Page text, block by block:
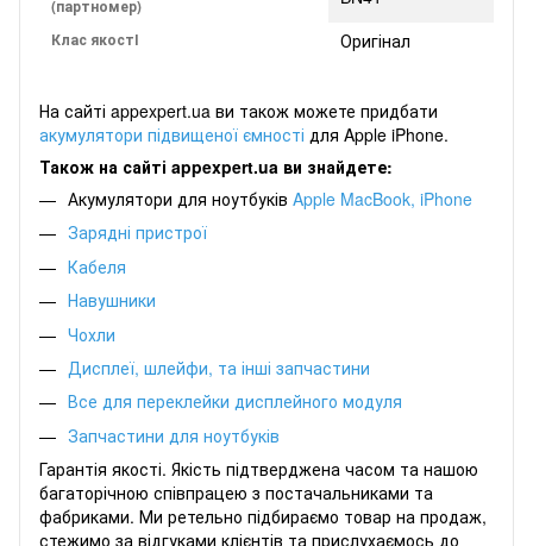
(партномер)
Клас якостІ Оригінал
На сайті appexpert.ua ви також можете придбати
акумулятори підвищеної ємності для Apple iPhone.
Також на сайті appexpert.ua ви знайдете:
Акумулятори для ноутбуків Apple MacBook, iPhone
Зарядні пристрої
Кабеля
Навушники
Чохли
Дисплеї, шлейфи, та інші запчастини
Все для переклейки дисплейного модуля
Запчастини для ноутбуків
Гарантія якості. Якість підтверджена часом та нашою
багаторічною співпрацею з постачальниками та
фабриками. Ми ретельно підбираємо товар на продаж,
стежимо за відгуками клієнтів та прислухаємось до